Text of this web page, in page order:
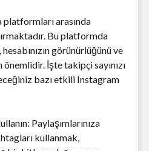
arasında
Bu platformda
görünürlüğünü ve
İşte takipçi sayınızı
bazı etkili Instagram
Paylaşımlarınıza
kullanmak,